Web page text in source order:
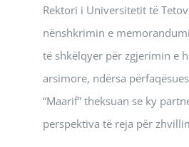
Rektori i Universitetit të
nënshkrimin e
të shkëlqyer për zgjerimin e
arsimore, ndërsa
“Maarif” theksuan se ky
perspektiva të reja për